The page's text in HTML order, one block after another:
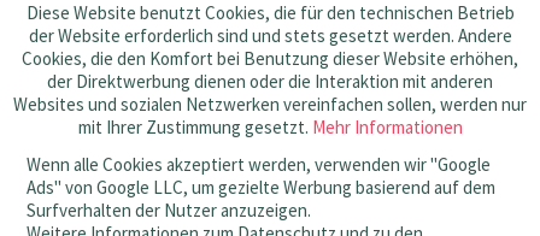
Diese Website benutzt Cookies, die für den technischen Betrieb
der Website erforderlich sind und stets gesetzt werden. Andere
Cookies, die den Komfort bei Benutzung dieser Website erhöhen,
der Direktwerbung dienen oder die Interaktion mit anderen
Websites und sozialen Netzwerken vereinfachen sollen, werden nur
mit Ihrer Zustimmung gesetzt. Mehr Informationen
Wenn alle Cookies akzeptiert werden, verwenden wir "Google
Ads" von Google LLC, um gezielte Werbung basierend auf dem
Surfverhalten der Nutzer anzuzeigen.